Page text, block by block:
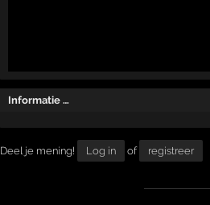
Informatie …
Deel je mening! Log in of registreer